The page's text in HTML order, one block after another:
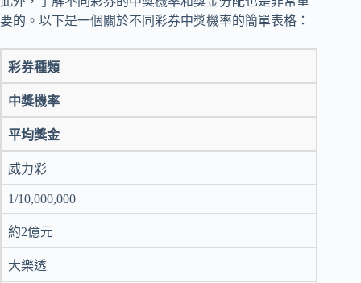
要的。以下是一個關於不同彩券中獎機率的簡單表格：
彩券種類
中獎機率
平均獎金
威力彩
1/10,000,000
約2億元
大樂透